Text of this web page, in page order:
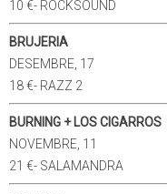
10 €- ROCKSOUND
BRUJERIA
DESEMBRE, 17
18 €- RAZZ 2
BURNING + LOS CIGARROS
NOVEMBRE, 11
21 €- SALAMANDRA